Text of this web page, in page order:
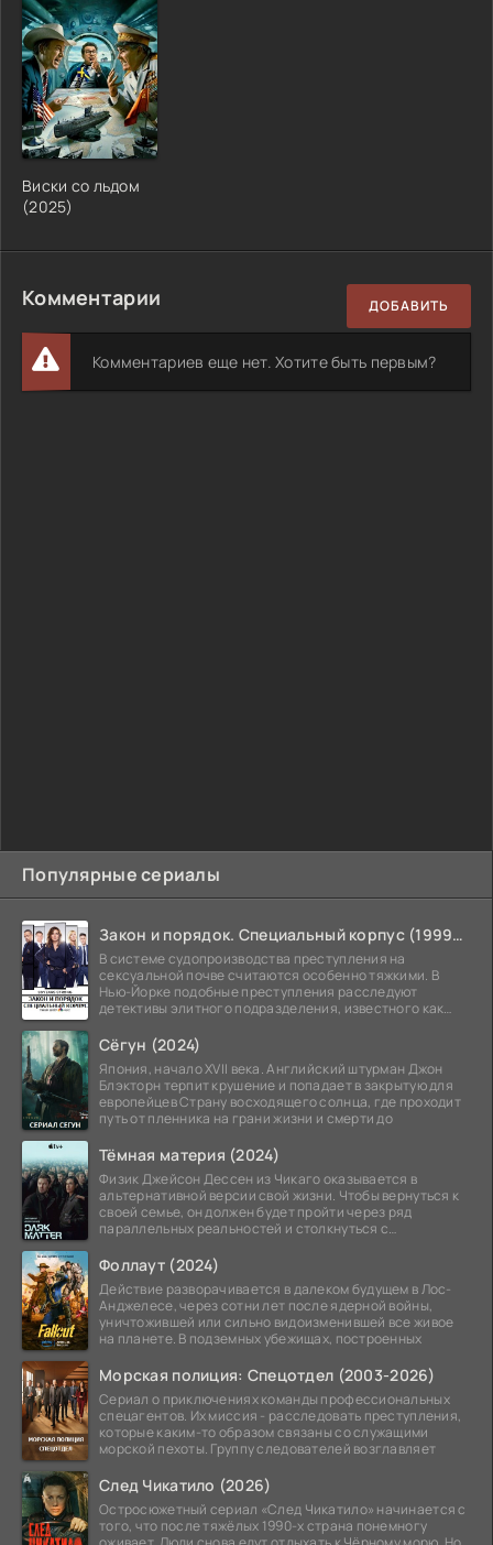
Популярные сериалы
Закон и порядок. Специальный корпус (1999-2026)
В системе судопроизводства преступления на
сексуальной почве считаются особенно тяжкими. В
Нью-Йорке подобные преступления расследуют
детективы элитного подразделения, известного как
Сёгун (2024)
Япония, начало XVII века. Английский штурман Джон
Блэкторн терпит крушение и попадает в закрытую для
европейцев Страну восходящего солнца, где проходит
путь от пленника на грани жизни и смерти до
Тёмная материя (2024)
Физик Джейсон Дессен из Чикаго оказывается в
альтернативной версии свой жизни. Чтобы вернуться к
своей семье, он должен будет пройти через ряд
параллельных реальностей и столкнуться с
Фоллаут (2024)
Действие разворачивается в далеком будущем в Лос-
Анджелесе, через сотни лет после ядерной войны,
уничтожившей или сильно видоизменившей все живое
на планете. В подземных убежищах, построенных
Морская полиция: Спецотдел (2003-2026)
Сериал о приключениях команды профессиональных
спецагентов. Их миссия - расследовать преступления,
которые каким-то образом связаны со служащими
морской пехоты. Группу следователей возглавляет
След Чикатило (2026)
Остросюжетный сериал «След Чикатило» начинается с
того, что после тяжёлых 1990-х страна понемногу
Виски со льдом
(2025)
Комментарии ДОБАВИТЬ
Комментариев еще нет. Хотите быть первым?